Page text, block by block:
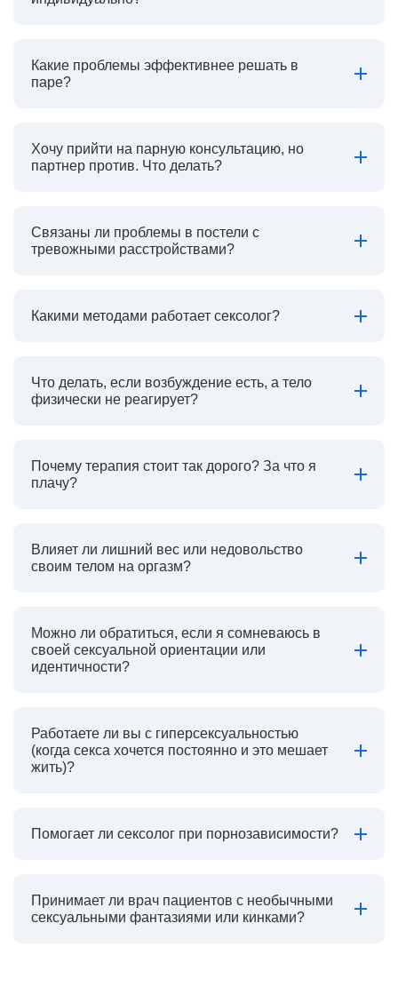
Какие проблемы эффективнее решать в
паре?
Хочу прийти на парную консультацию, но
партнер против. Что делать?
Связаны ли проблемы в постели с
тревожными расстройствами?
Какими методами работает сексолог?
Что делать, если возбуждение есть, а тело
физически не реагирует?
Почему терапия стоит так дорого? За что я
плачу?
Влияет ли лишний вес или недовольство
своим телом на оргазм?
Можно ли обратиться, если я сомневаюсь в
своей сексуальной ориентации или
идентичности?
Работаете ли вы с гиперсексуальностью
(когда секса хочется постоянно и это мешает
жить)?
Помогает ли сексолог при порнозависимости?
Принимает ли врач пациентов с необычными
сексуальными фантазиями или кинками?